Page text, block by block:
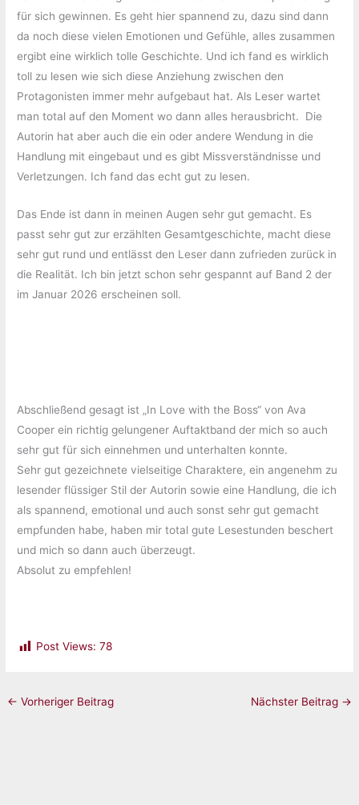
für sich gewinnen. Es geht hier spannend zu, dazu sind dann
da noch diese vielen Emotionen und Gefühle, alles zusammen
ergibt eine wirklich tolle Geschichte. Und ich fand es wirklich
toll zu lesen wie sich diese Anziehung zwischen den
Protagonisten immer mehr aufgebaut hat. Als Leser wartet
man total auf den Moment wo dann alles herausbricht. Die
Autorin hat aber auch die ein oder andere Wendung in die
Handlung mit eingebaut und es gibt Missverständnisse und
Verletzungen. Ich fand das echt gut zu lesen.
Das Ende ist dann in meinen Augen sehr gut gemacht. Es
passt sehr gut zur erzählten Gesamtgeschichte, macht diese
sehr gut rund und entlässt den Leser dann zufrieden zurück in
die Realität. Ich bin jetzt schon sehr gespannt auf Band 2 der
im Januar 2026 erscheinen soll.
Abschließend gesagt ist „In Love with the Boss“ von Ava
Cooper ein richtig gelungener Auftaktband der mich so auch
sehr gut für sich einnehmen und unterhalten konnte.
Sehr gut gezeichnete vielseitige Charaktere, ein angenehm zu
lesender flüssiger Stil der Autorin sowie eine Handlung, die ich
als spannend, emotional und auch sonst sehr gut gemacht
empfunden habe, haben mir total gute Lesestunden beschert
und mich so dann auch überzeugt.
Absolut zu empfehlen!
Post Views: 78
← Vorheriger Beitrag Nächster Beitrag →